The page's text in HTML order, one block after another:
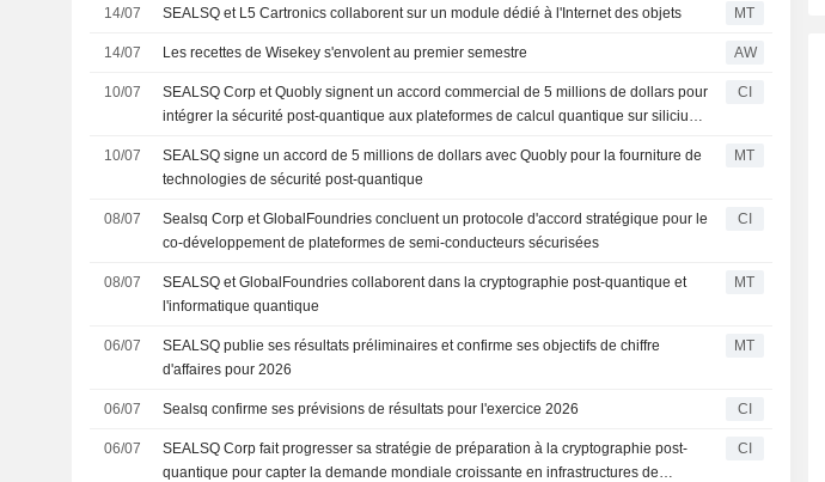
14/07 SEALSQ et L5 Cartronics collaborent sur un module dédié à l'Internet des objets MT
14/07 Les recettes de Wisekey s'envolent au premier semestre AW
10/07
SEALSQ Corp et Quobly signent un accord commercial de 5 millions de dollars pour
intégrer la sécurité post-quantique aux plateformes de calcul quantique sur silicium
CI
10/07
SEALSQ signe un accord de 5 millions de dollars avec Quobly pour la fourniture de
technologies de sécurité post-quantique
MT
08/07
Sealsq Corp et GlobalFoundries concluent un protocole d'accord stratégique pour le
co-développement de plateformes de semi-conducteurs sécurisées
CI
08/07
SEALSQ et GlobalFoundries collaborent dans la cryptographie post-quantique et
l'informatique quantique
MT
06/07
SEALSQ publie ses résultats préliminaires et confirme ses objectifs de chiffre
d'affaires pour 2026
MT
06/07 Sealsq confirme ses prévisions de résultats pour l'exercice 2026 CI
06/07
SEALSQ Corp fait progresser sa stratégie de préparation à la cryptographie post-
quantique pour capter la demande mondiale croissante en infrastructures de
CI